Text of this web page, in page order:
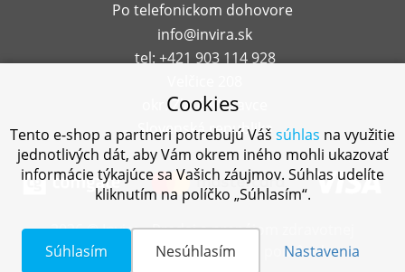
Po telefonickom dohovore
info@invira.sk
tel: +421 903 114 928
okr. Zlaté Moravce
Slovenská republika
2026 © Invira - Predaj a prenájom zdravotnej
techniky a kompenzačných pomôcok
Cookies
Tento e-shop a partneri potrebujú Váš súhlas na využitie
jednotlivých dát, aby Vám okrem iného mohli ukazovať
informácie týkajúce sa Vašich záujmov. Súhlas udelíte
kliknutím na políčko „Súhlasím“.
Súhlasím Nesúhlasím Nastavenia